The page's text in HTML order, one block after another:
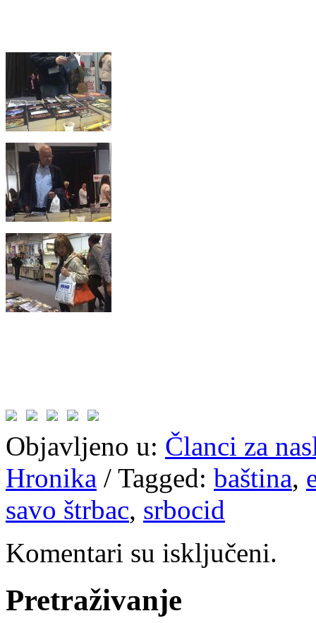
Objavljeno u: Članci za
Hronika / Tagged: baština,
savo štrbac, srbocid
Komentari su isključeni.
Pretraživanje